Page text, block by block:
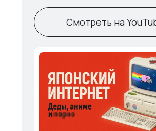
Смотреть на